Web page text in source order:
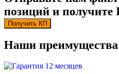
позиций и
Получить КП
Наши преимущества